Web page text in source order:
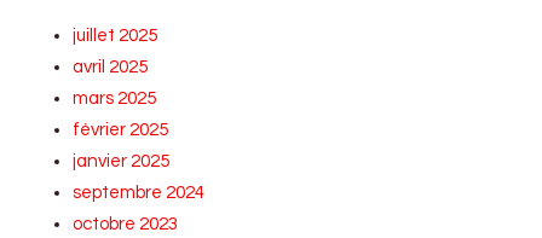
juillet 2025
avril 2025
mars 2025
février 2025
janvier 2025
septembre 2024
octobre 2023